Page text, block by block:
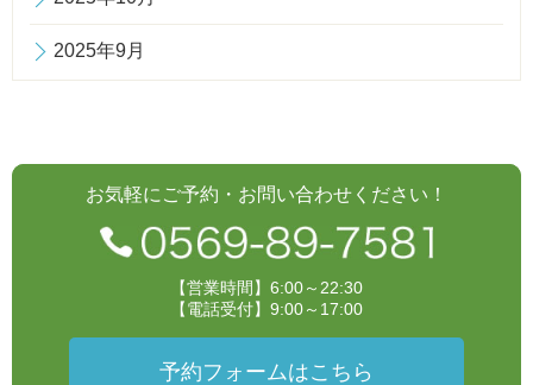
2025年9月
お気軽にご予約・お問い合わせください！
【営業時間】6:00～22:30
【電話受付】9:00～17:00
予約フォームはこちら